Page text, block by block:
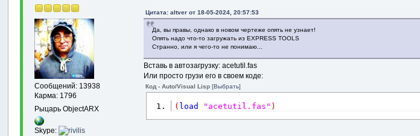
Сообщений: 13938
Карма: 1796
Рыцарь ObjectARX
Skype:
Цитата: altver от 18-05-2024, 20:57:53
Да, вы правы, однако в новом чертеже опять не узнает!
Опять надо что-то загружать из EXPRESS TOOLS
Странно, или я чего-то не понимаю...
Вставь в автозагрузку: acetutil.fas
Или просто грузи его в своем коде:
Код - Auto/Visual Lisp[Выбрать]
( load "acetutil.fas" )